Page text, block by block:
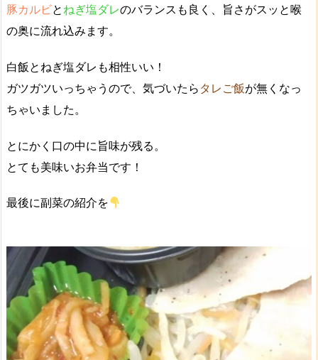
豚カルビとねぎ塩ダレのバランスも良く、旨さがスッと喉
の奥に流れ込みます。
白飯とねぎ塩ダレも相性いい！
ガツガツいっちゃうので、気づいたらタレご飯が無くなっ
ちゃいました。
とにかく口の中に旨味が残る。
とても美味いお弁当です！
最後に副菜の紹介を